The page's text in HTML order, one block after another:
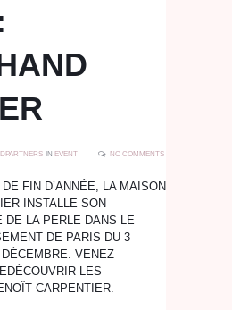
IN EVENT NO COMMENTS
FIN D’ANNÉE, LA MAISON
INSTALLE SON
DE LA PERLE DANS LE
DE PARIS DU 3
VENEZ
LES
CARPENTIER.